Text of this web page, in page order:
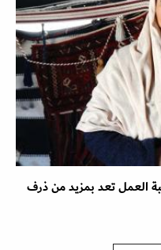
العمل تعد بمزيد من ذرف